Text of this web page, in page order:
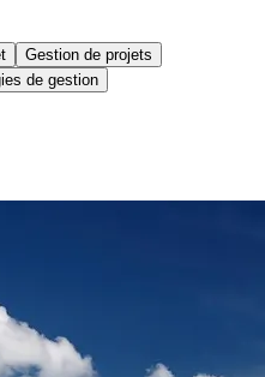
Gestion de projets
de gestion